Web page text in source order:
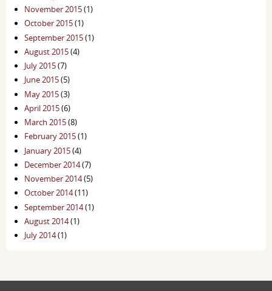
November 2015(1)
October 2015(1)
September 2015(1)
August 2015(4)
July 2015(7)
June 2015(5)
May 2015(3)
April 2015(6)
March 2015(8)
February 2015(1)
January 2015(4)
December 2014(7)
November 2014(5)
October 2014(11)
September 2014(1)
August 2014(1)
July 2014(1)